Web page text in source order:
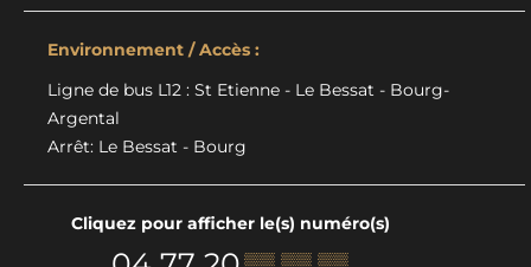
Environnement / Accès :
Ligne de bus L12 : St Etienne - Le Bessat - Bourg-
Argental
Arrêt: Le Bessat - Bourg
Cliquez pour afficher le(s) numéro(s)